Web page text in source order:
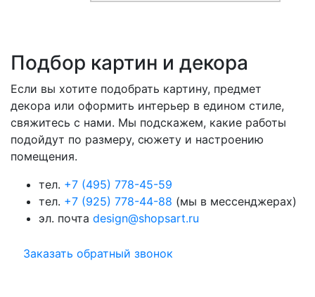
Подбор картин и декора
Если вы хотите подобрать картину, предмет
декора или оформить интерьер в едином стиле,
свяжитесь с нами. Мы подскажем, какие работы
подойдут по размеру, сюжету и настроению
помещения.
тел. +7 (495) 778-45-59
тел. +7 (925) 778-44-88 (мы в мессенджерах)
эл. почта design@shopsart.ru
Заказать обратный звонок